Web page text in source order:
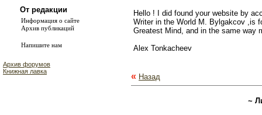
От редакции
Информация о сайте
Архив публикаций
Напишите нам
Архив форумов
Книжная лавка
Hello ! I did found your website by
Writer in the World M. Bylgakcov ,is
Greatest Mind, and in the same way
Alex Tonkacheev
« Назад
~